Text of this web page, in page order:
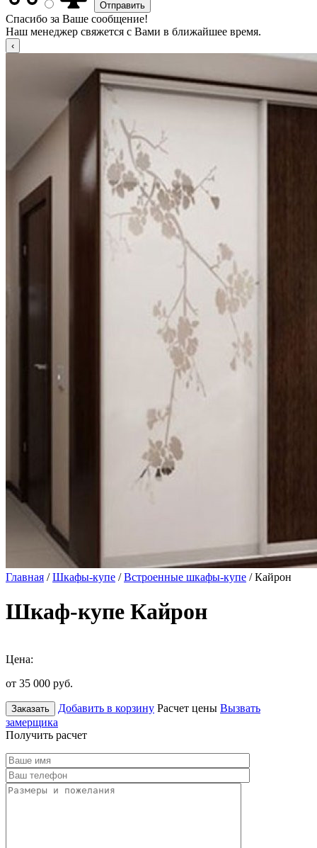
Спасибо за Ваше сообщение!
Наш менеджер свяжется с Вами в ближайшее время.
Главная /Шкафы-купе /Встроенные шкафы-купе / Кайрон
Шкаф-купе Кайрон
Цена:
от 35 000 руб.
Заказать Добавить в корзину Расчет цены Вызвать
замерщика
Получить расчет